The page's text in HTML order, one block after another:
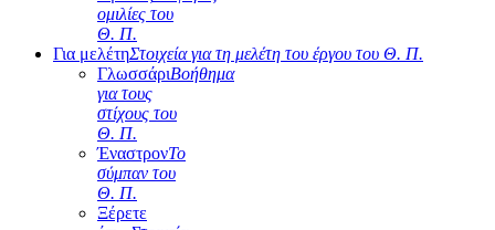
ομιλίες του
Θ. Π.
Για μελέτηΣτοιχεία για τη μελέτη του έργου του Θ. Π.
ΓλωσσάριΒοήθημα
για τους
στίχους του
Θ. Π.
ΈναστρονΤο
σύμπαν του
Θ. Π.
Ξέρετε